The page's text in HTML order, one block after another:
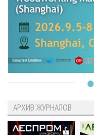
АРХИВ ЖУРНАЛОВ